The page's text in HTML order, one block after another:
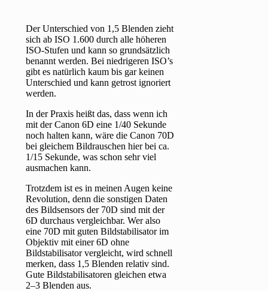
Der Unterschied von 1,5 Blenden zieht
sich ab ISO 1.600 durch alle höheren
ISO-Stufen und kann so grundsätzlich
benannt werden. Bei niedrigeren ISO’s
gibt es natürlich kaum bis gar keinen
Unterschied und kann getrost ignoriert
werden.
In der Praxis heißt das, dass wenn ich
mit der Canon 6D eine 1/40 Sekunde
noch halten kann, wäre die Canon 70D
bei gleichem Bildrauschen hier bei ca.
1/15 Sekunde, was schon sehr viel
ausmachen kann.
Trotzdem ist es in meinen Augen keine
Revolution, denn die sonstigen Daten
des Bildsensors der 70D sind mit der
6D durchaus vergleichbar. Wer also
eine 70D mit guten Bildstabilisator im
Objektiv mit einer 6D ohne
Bildstabilisator vergleicht, wird schnell
merken, dass 1,5 Blenden relativ sind.
Gute Bildstabilisatoren gleichen etwa
2–3 Blenden aus.